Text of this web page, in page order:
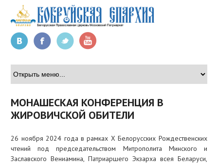
ГЛАВНАЯ
ЕПАРХИИ
»
ПРАВЯЩИЙ
АРХИЕРЕЙ
МОНАШЕСКАЯ КОНФЕРЕНЦИЯ В
ЖИРОВИЧСКОЙ ОБИТЕЛИ
26 ноября 2024 года в рамках X Белорусских Рождественских
чтений под председательством Митрополита Минского и
Заславского Вениамина, Патриаршего Экзарха всея Беларуси,